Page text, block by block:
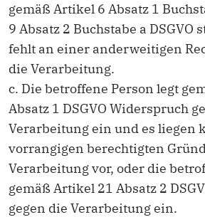
gemäß Artikel 6 Absatz 1
9 Absatz 2 Buchstabe a DSGVO
fehlt an einer anderweitigen
die Verarbeitung.
c. Die betroffene Person legt
Absatz 1 DSGVO Widerspruch
Verarbeitung ein und es liegen
vorrangigen berechtigten
Verarbeitung vor, oder die
gemäß Artikel 21 Absatz 2
gegen die Verarbeitung ein.